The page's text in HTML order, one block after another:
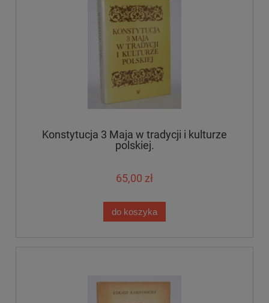
Konstytucja 3 Maja w tradycji i kulturze
polskiej.
65,00 zł
do koszyka